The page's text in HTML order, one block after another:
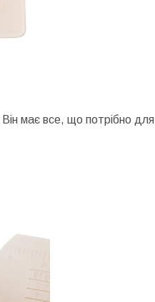
Він має все, що потрібно для